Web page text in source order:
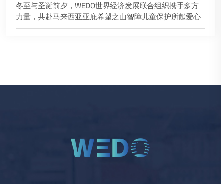
冬至与圣诞前夕，WEDO世界经济发展联合组织携手多方
力量，共赴马来西亚亚庇希望之山智障儿童保护所献爱心